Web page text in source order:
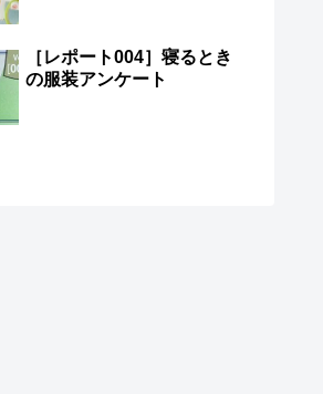
［レポート004］寝るとき
の服装アンケート